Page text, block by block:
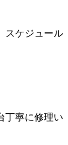
スケジュール
丁寧に修理い